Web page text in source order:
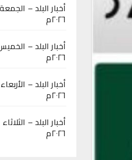
٢٠٢٦م
٢٠٢٦م
٢٠٢٦م
٢٠٢٦م